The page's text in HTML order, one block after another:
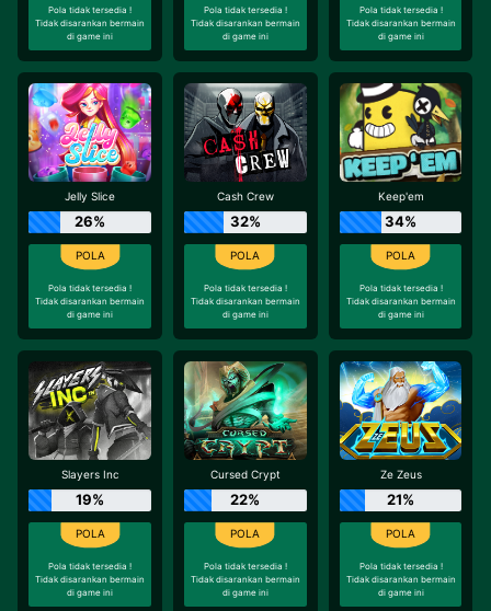
Pola tidak tersedia !
Tidak disarankan bermain
di game ini
Pola tidak tersedia !
Tidak disarankan bermain
di game ini
Pola tidak tersedia !
Tidak disarankan bermain
di game ini
Jelly Slice
26%
Pola tidak tersedia !
Tidak disarankan bermain
di game ini
Cash Crew
32%
Pola tidak tersedia !
Tidak disarankan bermain
di game ini
Keep'em
34%
Pola tidak tersedia !
Tidak disarankan bermain
di game ini
Slayers Inc
19%
Pola tidak tersedia !
Tidak disarankan bermain
di game ini
Cursed Crypt
22%
Pola tidak tersedia !
Tidak disarankan bermain
di game ini
Ze Zeus
21%
Pola tidak tersedia !
Tidak disarankan bermain
di game ini